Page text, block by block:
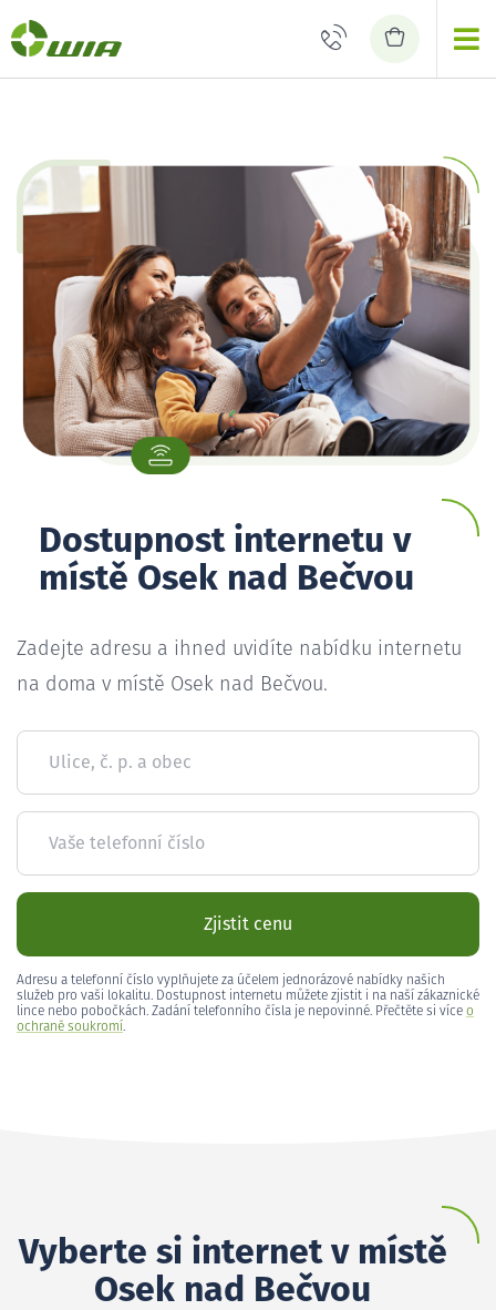
Dostupnost internetu v
místě Osek nad Bečvou
Zadejte adresu a ihned uvidíte nabídku internetu
na doma v místě Osek nad Bečvou.
Ulice, č. p. a obec
Vaše telefonní číslo
Zjistit cenu
Adresu a telefonní číslo vyplňujete za účelem jednorázové nabídky našich
služeb pro vaši lokalitu. Dostupnost internetu můžete zjistit i na naší zákaznické
lince nebo pobočkách. Zadání telefonního čísla je nepovinné. Přečtěte si více o
ochraně soukromí.
Vyberte si internet v místě
Osek nad Bečvou